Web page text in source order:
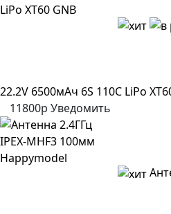
22.2V 6500мАч 6S 110C LiPo
11800р Уведомить